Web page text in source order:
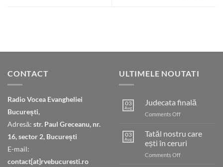
CONTACT
Radio Vocea Evangheliei
București,
Adresă: str. Paul Greceanu, nr.
16, sector 2, București
E-mail:
contact[at]rvebucuresti.ro
ULTIMELE NOUTATI
03
Aug
Judecata finală
Comments Offon
03
Aug
Tatăl nostru care
ești în ceruri
Comments Offon